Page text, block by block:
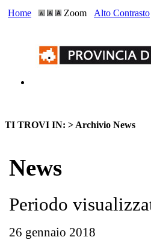
Home Zoom Alto Contrasto
TI TROVI IN: > Archivio News
News
Periodo
26 gennaio 2018